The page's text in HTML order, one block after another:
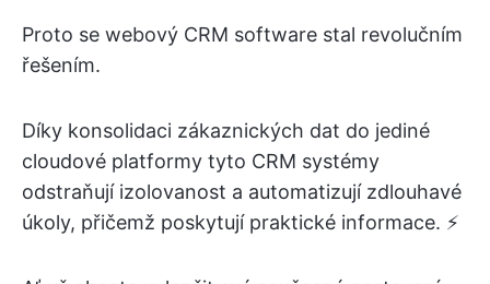
Proto se webový CRM software stal revolučním
řešením.
Díky konsolidaci zákaznických dat do jediné
cloudové platformy tyto CRM systémy
odstraňují izolovanost a automatizují zdlouhavé
úkoly, přičemž poskytují praktické informace. ⚡